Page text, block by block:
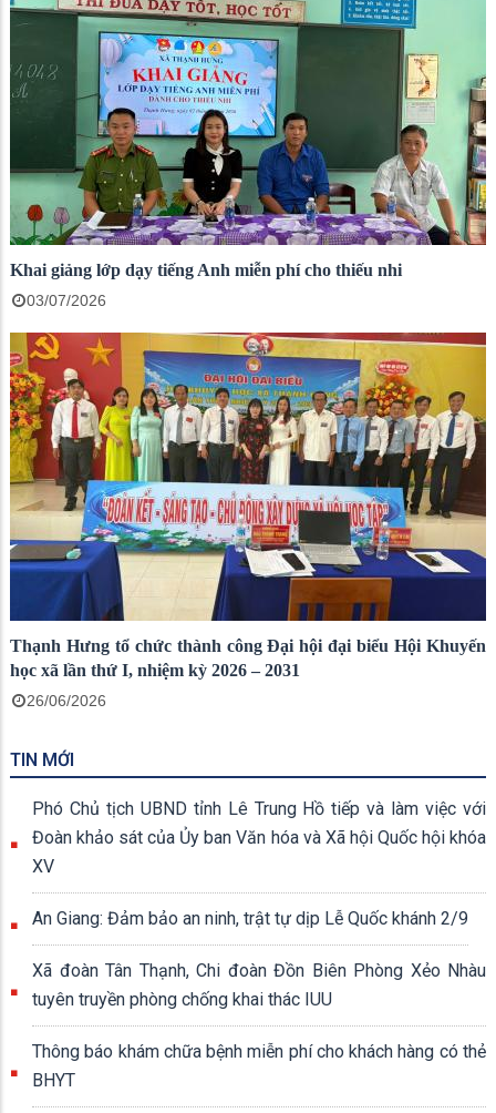
Khai giảng lớp dạy tiếng Anh miễn phí cho thiếu nhi
03/07/2026
Thạnh Hưng tổ chức thành công Đại hội đại biểu Hội Khuyến
học xã lần thứ I, nhiệm kỳ 2026 – 2031
26/06/2026
TIN MỚI
Phó Chủ tịch UBND tỉnh Lê Trung Hồ tiếp và làm việc với
Đoàn khảo sát của Ủy ban Văn hóa và Xã hội Quốc hội khóa
XV
An Giang: Đảm bảo an ninh, trật tự dịp Lễ Quốc khánh 2/9
Xã đoàn Tân Thạnh, Chi đoàn Đồn Biên Phòng Xẻo Nhàu
tuyên truyền phòng chống khai thác IUU
Thông báo khám chữa bệnh miễn phí cho khách hàng có thẻ
BHYT